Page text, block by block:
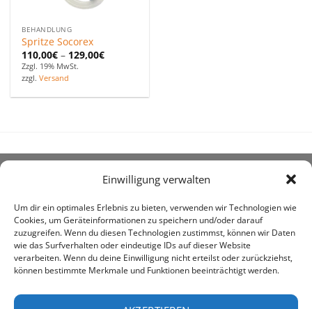
Einwilligung verwalten
Um dir ein optimales Erlebnis zu bieten, verwenden wir Technologien wie
Cookies, um Geräteinformationen zu speichern und/oder darauf
zuzugreifen. Wenn du diesen Technologien zustimmst, können wir Daten
wie das Surfverhalten oder eindeutige IDs auf dieser Website
verarbeiten. Wenn du deine Einwilligung nicht erteilst oder zurückziehst,
können bestimmte Merkmale und Funktionen beeinträchtigt werden.
BEHANDLUNG
Spritze Socorex
110,00€ – 129,00€
Zzgl. 19% MwSt.
zzgl.Versand
um den Kauf landwirtschaftlicher Bedarfsartikel geht.